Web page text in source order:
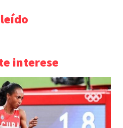
interese